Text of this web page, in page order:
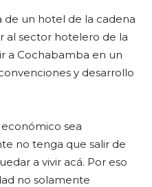
un hotel de la cadena
al sector hotelero de la
a Cochabamba en un
y desarrollo
sea
no tenga que salir de
a vivir acá. Por eso
no solamente